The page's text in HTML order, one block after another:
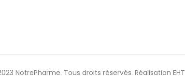
NotrePharme. Tous droits réservés. Réalisation EHT